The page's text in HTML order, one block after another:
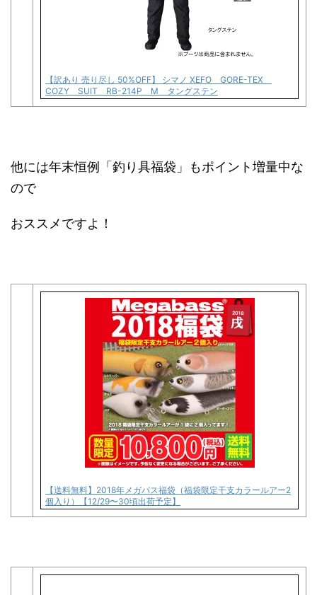
【訳あり 売り尽し 50%OFF】 シマノ XEFO GORE-TEX
COZY SUIT RB-214P M タングステン
他には年末恒例「釣り具福袋」もポイント増量中な
ので
おススメですよ！
【送料無料】2018年メガバス福袋（福袋限定干支カラールアー2
個入り）【12/29〜30頃出荷予定】